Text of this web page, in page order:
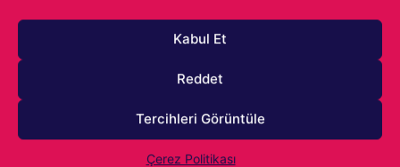
Kabul Et
Reddet
Tercihleri Görüntüle
Çerez Politikası
söylemem şart. Erkek karakter yaratırken daha rahattım.
Ekip, bu sorunu düşünerek oyuna harika bir yapı eklemiş:
Tasarım. Size sunulan üst, alt ve takı şeklindeki
hayalinizdeki ürünü ortaya
çıkartabiliyorsunuz. Karpuz kol, crop kesim bir boğazlı